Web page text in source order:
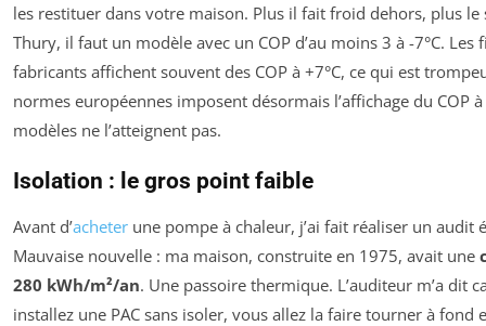
les restituer dans votre maison. Plus il fait froid dehors, plus le
Thury, il faut un modèle avec un COP d’au moins 3 à -7°C. Les
fabricants affichent souvent des COP à +7°C, ce qui est
normes européennes imposent désormais l’affichage du COP
modèles ne l’atteignent pas.
Isolation : le gros point faible
Avant d’acheter une pompe à chaleur, j’ai fait réaliser un audit
Mauvaise nouvelle : ma maison, construite en 1975, avait une
280 kWh/m²/an. Une passoire thermique. L’auditeur m’a dit
installez une PAC sans isoler, vous allez la faire tourner à fond